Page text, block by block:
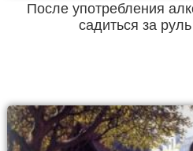
После употребления
садиться за